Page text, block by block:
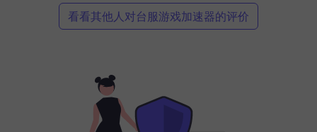
看看其他人对台服游戏加速器的评价